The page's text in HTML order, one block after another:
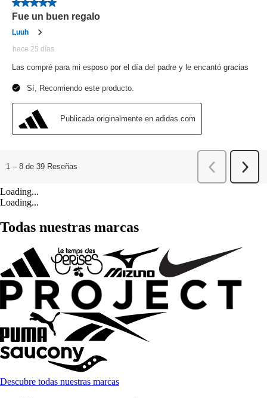
Loading...
Loading...
Todas nuestras marcas
Descubre todas nuestras marcas